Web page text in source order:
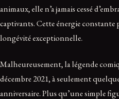
animaux, elle n’a jamais cessé
captivants. Cette énergie
longévité exceptionnelle.
Malheureusement, la légende
décembre 2021, à seulement
anniversaire. Plus qu’une simple